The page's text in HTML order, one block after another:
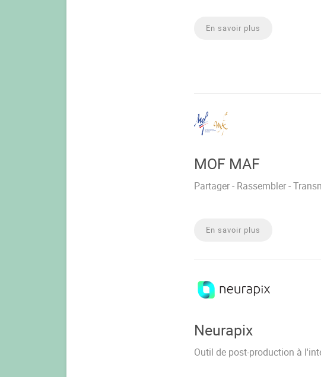
En savoir plus
MOF MAF
Partager - Rassembler -
En savoir plus
Neurapix
Outil de post-production à